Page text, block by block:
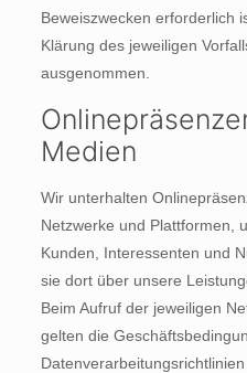
Beweiszwecken erforderlich
Klärung des jeweiligen
ausgenommen.
Medien
Wir unterhalten
Netzwerke und Plattformen,
Kunden, Interessenten und
sie dort über unsere
Beim Aufruf der jeweiligen
gelten die